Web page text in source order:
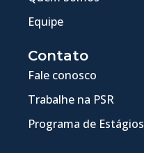
Equipe
Contato
Fale conosco
Trabalhe na PSR
Programa de Estágios